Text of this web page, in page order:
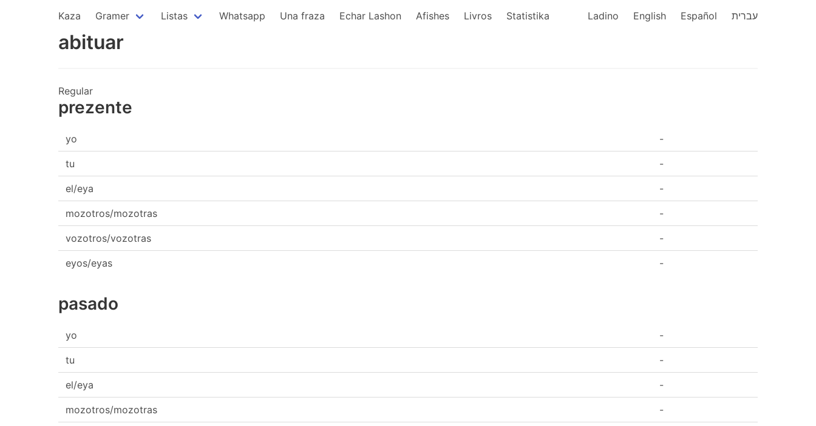
Kaza Gramer Listas Whatsapp Una fraza Echar Lashon Afishes Livros Statistika Ladino English Español עברית
abituar
Regular
prezente
yo -
tu -
el/eya -
mozotros/mozotras -
vozotros/vozotras -
eyos/eyas -
pasado
yo -
tu -
el/eya -
mozotros/mozotras -